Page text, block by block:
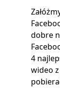
dobre
4
wideo